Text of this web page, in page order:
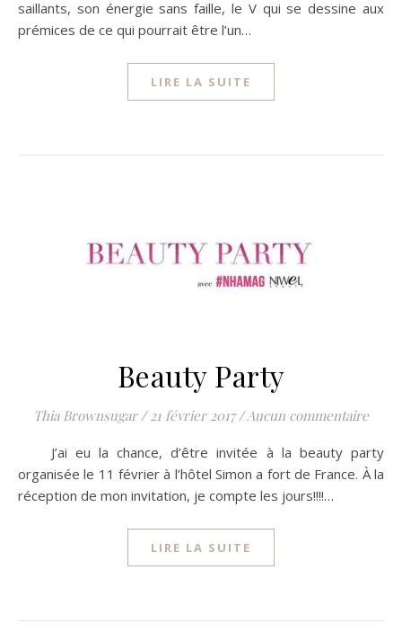
saillants, son énergie sans faille, le V qui se dessine aux
prémices de ce qui pourrait être l’un…
LIRE LA SUITE
Beauty Party
Thia Brownsugar / 21 février 2017 /Aucun commentaire
J’ai eu la chance, d’être invitée à la beauty party
organisée le 11 février à l’hôtel Simon a fort de France. À la
réception de mon invitation, je compte les jours!!!!…
LIRE LA SUITE